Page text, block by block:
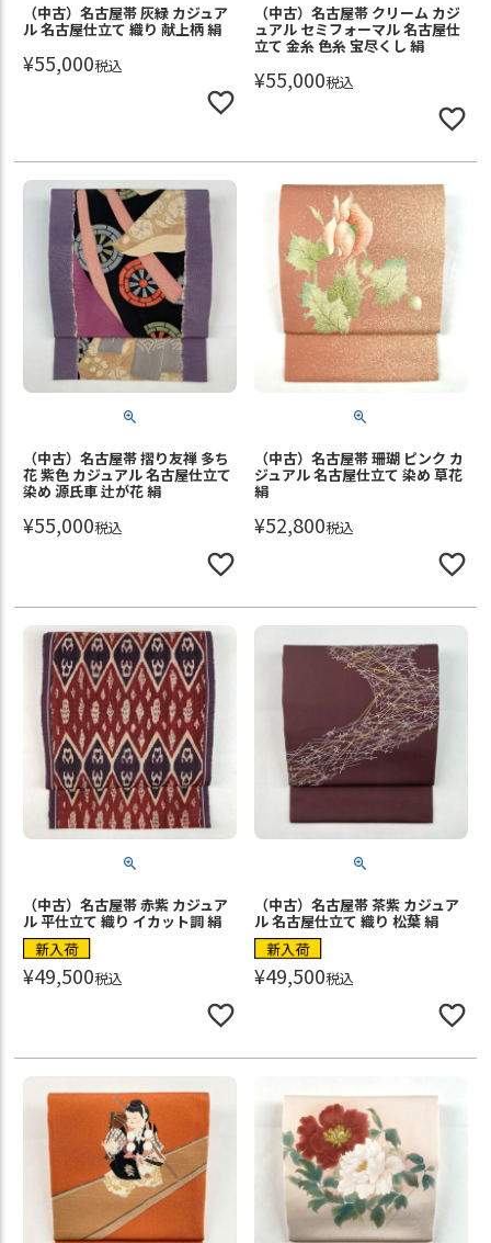
（中古）名古屋帯 灰緑 カジュア
ル 名古屋仕立て 織り 献上柄 絹
¥55,000税込
（中古）名古屋帯 クリーム カジ
ュアル セミフォーマル 名古屋仕
立て 金糸 色糸 宝尽くし 絹
¥55,000税込
（中古）名古屋帯 摺り友禅 多ち
花 紫色 カジュアル 名古屋仕立て
染め 源氏車 辻が花 絹
¥55,000税込
（中古）名古屋帯 珊瑚 ピンク カ
ジュアル 名古屋仕立て 染め 草花
絹
¥52,800税込
（中古）名古屋帯 赤紫 カジュア
ル 平仕立て 織り イカット調 絹
新入荷
¥49,500税込
（中古）名古屋帯 茶紫 カジュア
ル 名古屋仕立て 織り 松葉 絹
新入荷
¥49,500税込